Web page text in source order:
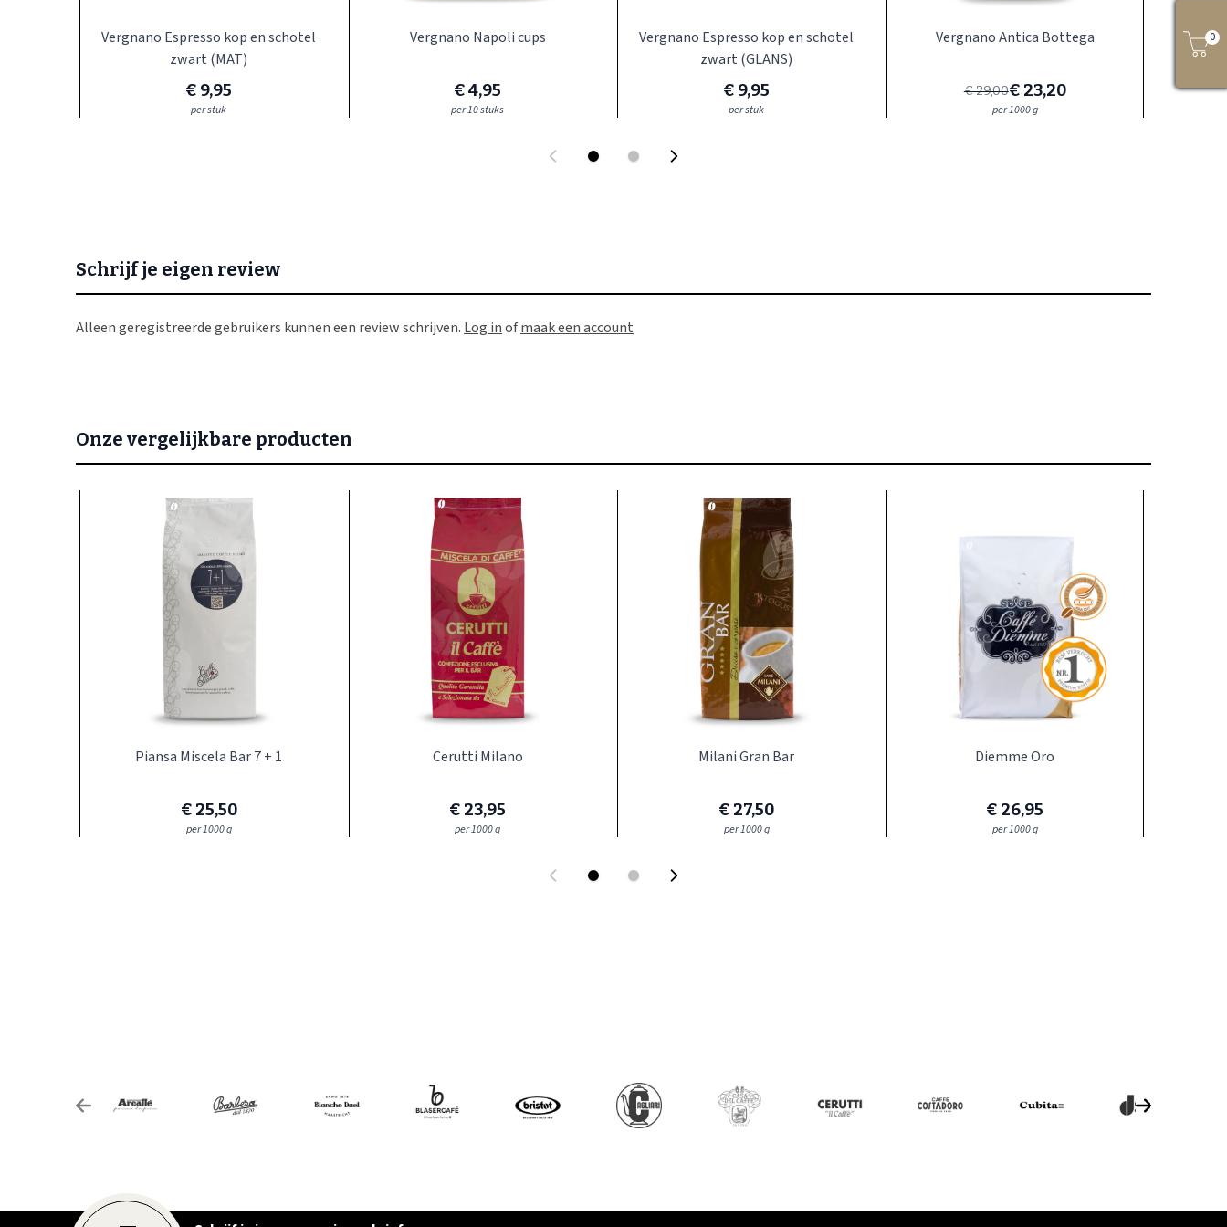
0
Vergnano Espresso kop en schotel
zwart (MAT)
€ 9,95
per stuk
Vergnano Napoli cups
€ 4,95
per 10 stuks
Vergnano Espresso kop en schotel
zwart (GLANS)
€ 9,95
per stuk
Vergnano Antica Bottega
Speciale prijs
€ 23,20
€ 29,00
per 1000 g
Schrijf je eigen review
Alleen geregistreerde gebruikers kunnen een review schrijven. Log inofmaak een account
Onze vergelijkbare producten
Navigeren door de elementen van de carrousel is mogelijk met de tabtoets. U kunt de carrousel overslaan of direct naar de carrouselnavigatie gaan met de overslaan links.
Druk om carrousel over te slaan
Druk op om naar carrouselnavigatie te gaan
Piansa Miscela Bar 7 + 1
€ 25,50
per 1000 g
Cerutti Milano
€ 23,95
per 1000 g
Milani Gran Bar
€ 27,50
per 1000 g
Diemme Oro
€ 26,95
per 1000 g